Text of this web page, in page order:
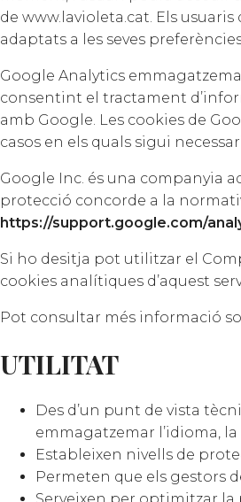
de www.lavioleta.cat. Els
adaptats a les seves
Google Analytics
consentint el tractament
amb Google. Les cookies de
casos en els quals sigui
Google Inc. és una companyia
protecció concorde a la
https://support.google.com/
Si ho desitja pot utilitzar el
cookies analítiques d’aquest
Pot consultar més informació
UTILITAT
Des d’un punt de vista
emmagatzemar l’idioma,
Estableixen nivells de
Permeten que els gestors